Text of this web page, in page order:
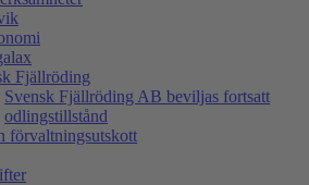
Fjällröding
Svensk Fjällröding AB beviljas fortsatt
odlingstillstånd
förvaltningsutskott